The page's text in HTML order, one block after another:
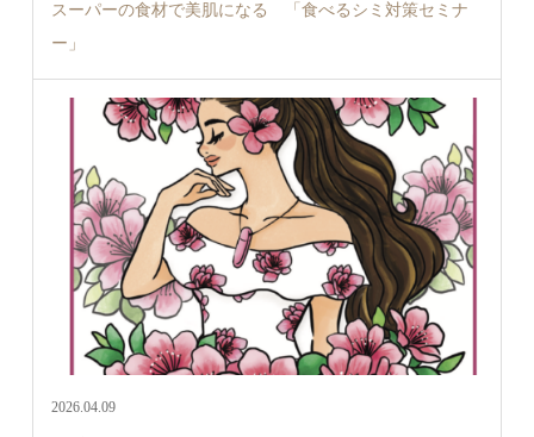
スーパーの食材で美肌になる 「食べるシミ対策セミナ
ー」
2026.04.09